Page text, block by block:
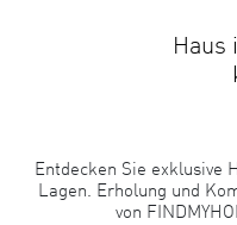
Haus
Entdecken Sie exklusive
Lagen. Erholung und
von